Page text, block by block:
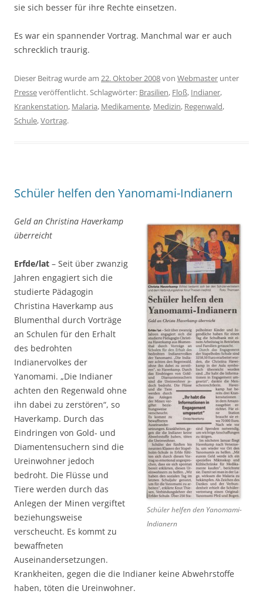
sie sich besser für ihre Rechte einsetzen.
Es war ein spannender Vortrag. Manchmal war er auch
schrecklich traurig.
Dieser Beitrag wurde am 22. Oktober 2008von Webmaster unter
Presseveröffentlicht. Schlagwörter: Brasilien, Floß, Indianer,
Krankenstation, Malaria, Medikamente, Medizin, Regenwald,
Schule,Vortrag.
Schüler helfen den Yanomami-Indianern
Schüler helfen den Yanomami-
Indianern
Geld an Christina Haverkamp
überreicht
Erfde/lat – Seit über zwanzig
Jahren engagiert sich die
studierte Pädagogin
Christina Haverkamp aus
Blumenthal durch Vorträge
an Schulen für den Erhalt
des bedrohten
Indianervolkes der
Yanomami. „Die Indianer
achten den Regenwald ohne
ihn dabei zu zerstören“, so
Haverkamp. Durch das
Eindringen von Gold- und
Diamentensuchern sind die
Ureinwohner jedoch
bedroht. Die Flüsse und
Tiere werden durch das
Anlegen der Minen vergiftet
beziehungsweise
verscheucht. Es kommt zu
bewaffneten
Auseinandersetzungen.
Krankheiten, gegen die die Indianer keine Abwehrstoffe
haben, töten die Ureinwohner.